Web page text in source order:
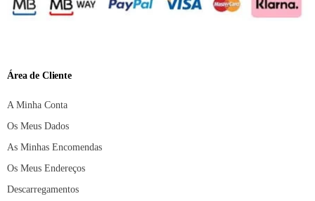
Área de Cliente
A Minha Conta
Os Meus Dados
As Minhas Encomendas
Os Meus Endereços
Descarregamentos